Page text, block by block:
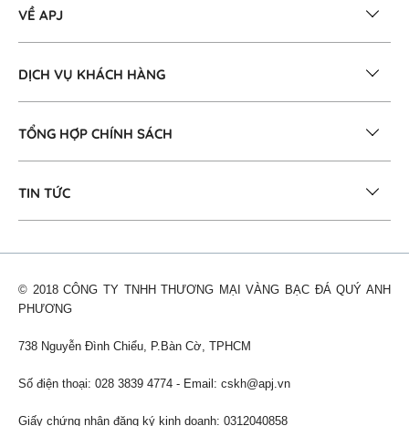
VỀ APJ
DỊCH VỤ KHÁCH HÀNG
TỔNG HỢP CHÍNH SÁCH
TIN TỨC
© 2018 CÔNG TY TNHH THƯƠNG MẠI VÀNG BẠC ĐÁ QUÝ ANH
PHƯƠNG
738 Nguyễn Đình Chiểu, P.Bàn Cờ, TPHCM
Số điện thoại: 028 3839 4774 - Email: cskh@apj.vn
Giấy chứng nhận đăng ký kinh doanh: 0312040858